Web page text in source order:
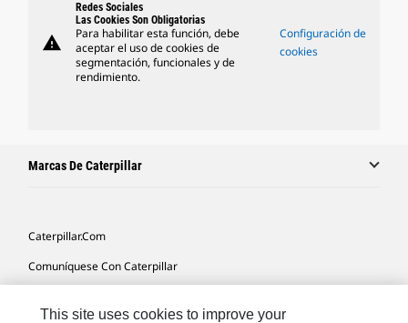
warning
Redes Sociales
Las Cookies Son Obligatorias
Para habilitar esta función, debe
aceptar el uso de cookies de
segmentación, funcionales y de
rendimiento.
Configuración de
cookies
Marcas De Caterpillar
Caterpillar.com
Comuníquese Con Caterpillar
This site uses cookies to improve your